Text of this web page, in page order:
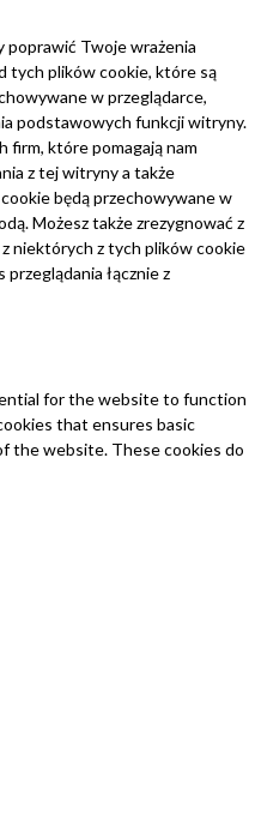
poprawić Twoje wrażenia
tych plików cookie, które są
w przeglądarce,
podstawowych funkcji witryny.
firm, które pomagają nam
z tej witryny a także
będą przechowywane w
Możesz także zrezygnować z
z niektórych z tych plików cookie
przeglądania łącznie z
for the website to function
that ensures basic
the website. These cookies do